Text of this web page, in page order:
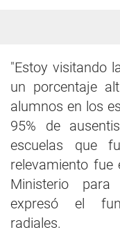
"Estoy visitando
un porcentaje
alumnos en los
95% de
escuelas que
relevamiento fue
Ministerio para
expresó el
radiales.